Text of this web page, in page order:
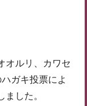
オルリ、カワセ
ガキ投票によ
した。